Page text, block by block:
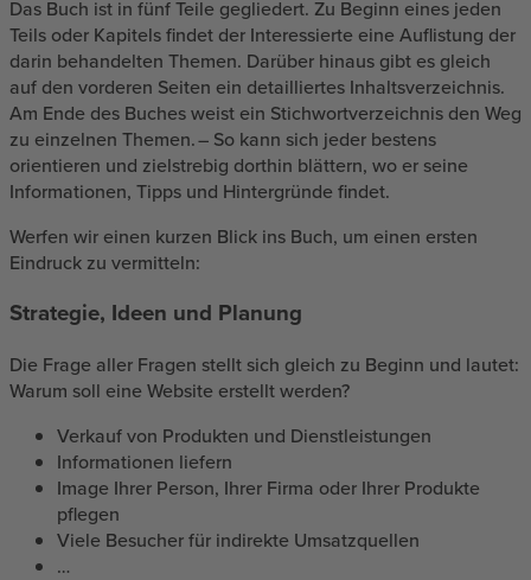
Das Buch ist in fünf Teile gegliedert. Zu Beginn eines jeden
Teils oder Kapitels findet der Interessierte eine Auflistung der
darin behandelten Themen. Darüber hinaus gibt es gleich
auf den vorderen Seiten ein detailliertes Inhaltsverzeichnis.
Am Ende des Buches weist ein Stichwortverzeichnis den Weg
zu einzelnen Themen. – So kann sich jeder bestens
orientieren und zielstrebig dorthin blättern, wo er seine
Informationen, Tipps und Hintergründe findet.
Werfen wir einen kurzen Blick ins Buch, um einen ersten
Eindruck zu vermitteln:
Strategie, Ideen und Planung
Die Frage aller Fragen stellt sich gleich zu Beginn und lautet:
Warum soll eine Website erstellt werden?
Verkauf von Produkten und Dienstleistungen
Informationen liefern
Image Ihrer Person, Ihrer Firma oder Ihrer Produkte
pflegen
Viele Besucher für indirekte Umsatzquellen
…